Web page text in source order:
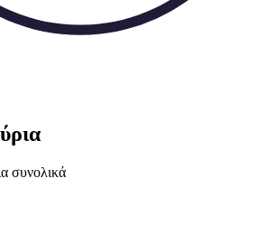
συνολικά